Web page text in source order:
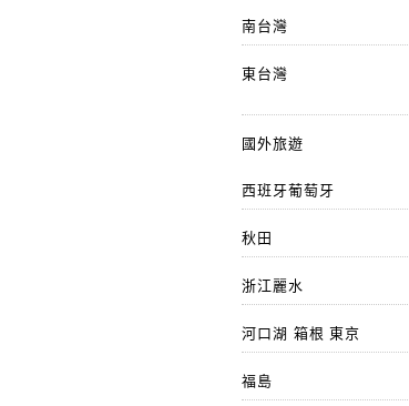
南台灣
東台灣
國外旅遊
西班牙葡萄牙
秋田
浙江麗水
河口湖 箱根 東京
福島